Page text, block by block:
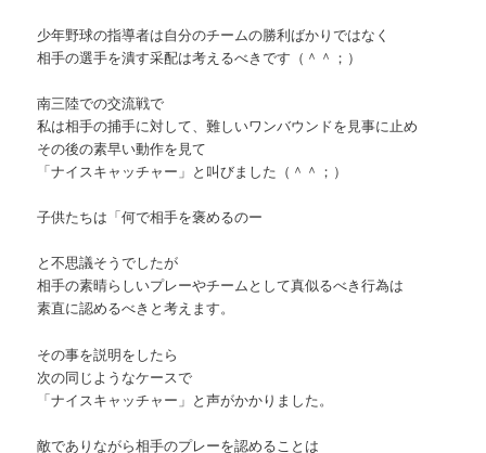
少年野球の指導者は自分のチームの勝利ばかりではなく
相手の選手を潰す采配は考えるべきです（＾＾；）
南三陸での交流戦で
私は相手の捕手に対して、難しいワンバウンドを見事に止め
その後の素早い動作を見て
「ナイスキャッチャー」と叫びました（＾＾；）
子供たちは「何で相手を褒めるのー
と不思議そうでしたが
相手の素晴らしいプレーやチームとして真似るべき行為は
素直に認めるべきと考えます。
その事を説明をしたら
次の同じようなケースで
「ナイスキャッチャー」と声がかかりました。
敵でありながら相手のプレーを認めることは